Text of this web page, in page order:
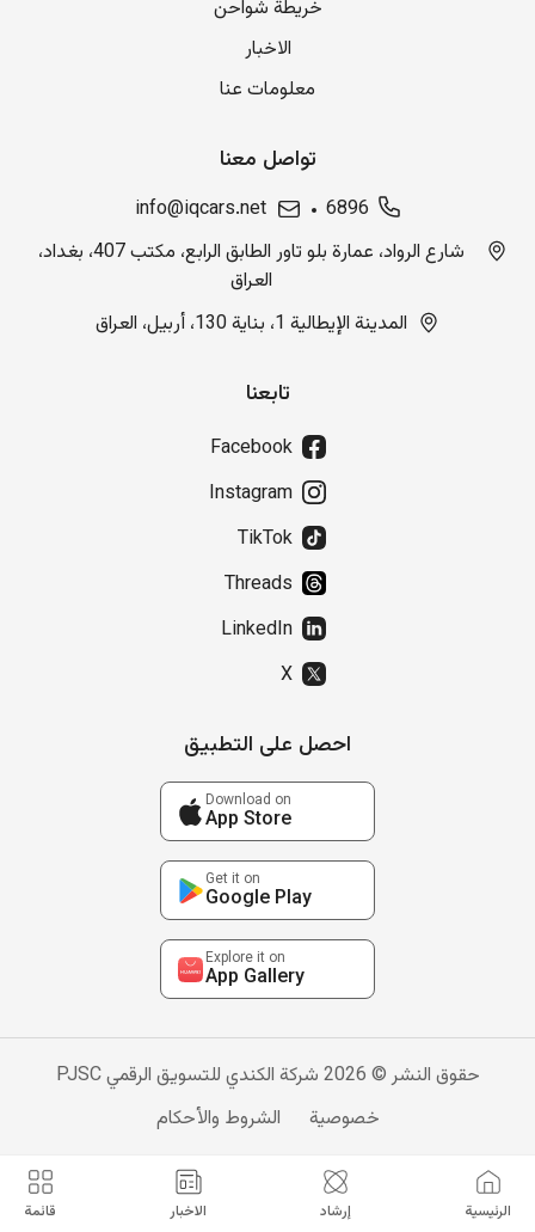
الرئيسية إرشاد الاخبار قائمة
خريطة شواحن
الاخبار
معلومات عنا
تواصل معنا
6896
info@iqcars.net
شارع الرواد، عمارة بلو تاور الطابق الرابع، مكتب 407، بغداد،
العراق
المدينة الإيطالية 1، بناية 130، أربيل، العراق
تابعنا
Facebook
Instagram
TikTok
Threads
LinkedIn
X
احصل على التطبيق
Download on
App Store
Get it on
Google Play
Explore it on
App Gallery
حقوق النشر © 2026 شركة الكندي للتسويق الرقمي PJSC
خصوصية
الشروط والأحكام